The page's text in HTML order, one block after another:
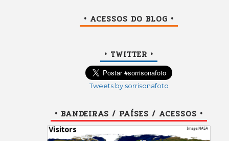
• ACESSOS DO BLOG •
• TWITTER •
Tweets by sorrisonafoto
• BANDEIRAS / PAÍSES / ACESSOS •